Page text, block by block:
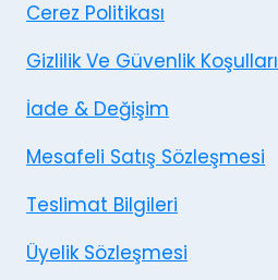
Cerez Politikası
Gizlilik Ve Güvenlik Koşulları
İade & Değişim
Mesafeli Satış Sözleşmesi
Teslimat Bilgileri
Üyelik Sözleşmesi